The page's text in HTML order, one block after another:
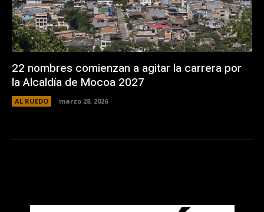
22 nombres comienzan a agitar la carrera por
la Alcaldía de Mocoa 2027
AL RUEDO marzo 28, 2026